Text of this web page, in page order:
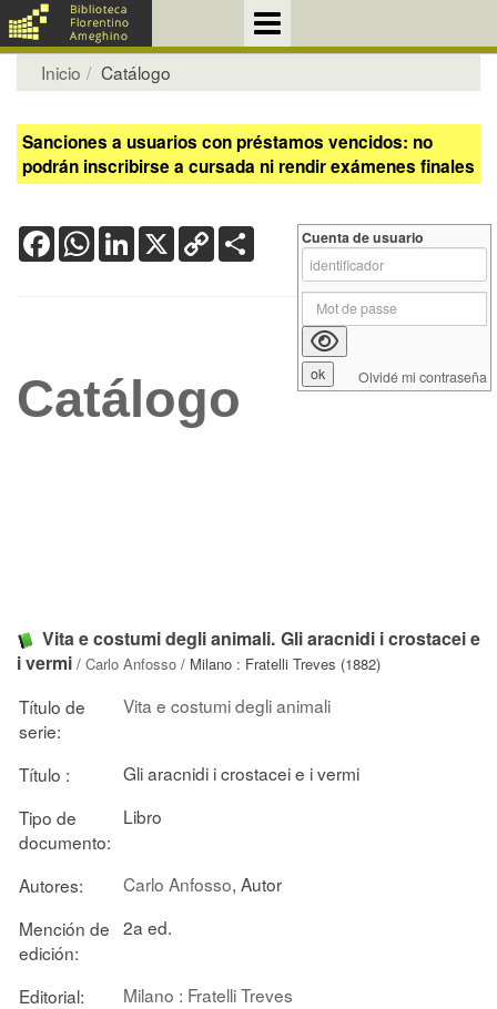
Inicio Catálogo
Sanciones a usuarios con préstamos vencidos: no
podrán inscribirse a cursada ni rendir exámenes finales
FacebookWhatsApp
LinkedIn
X Copy
Link
Catálogo
Vita e costumi degli animali. Gli aracnidi i crostacei e
i vermi / Carlo Anfosso / Milano : Fratelli Treves (1882)
Título de
serie:
Vita e costumi degli animali
Título :
Gli aracnidi i crostacei e i vermi
Tipo de
documento:
Libro
Autores: Carlo Anfosso, Autor
Mención de
edición:
2a ed.
Editorial:
Milano : Fratelli Treves
Cuenta de usuario
Olvidé mi contraseña